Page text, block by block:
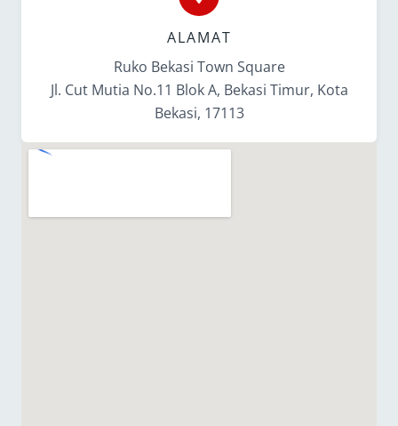
ALAMAT
Ruko Bekasi Town Square
Jl. Cut Mutia No.11 Blok A, Bekasi Timur, Kota
Bekasi, 17113